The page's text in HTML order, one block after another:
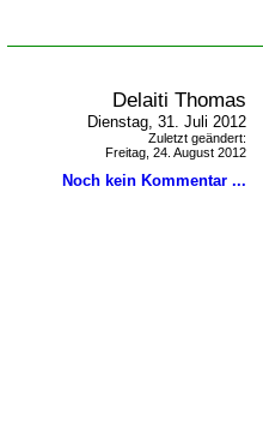
Delaiti Thomas
Dienstag, 31. Juli 2012
Zuletzt geändert:
Freitag, 24. August 2012
Noch kein Kommentar ...